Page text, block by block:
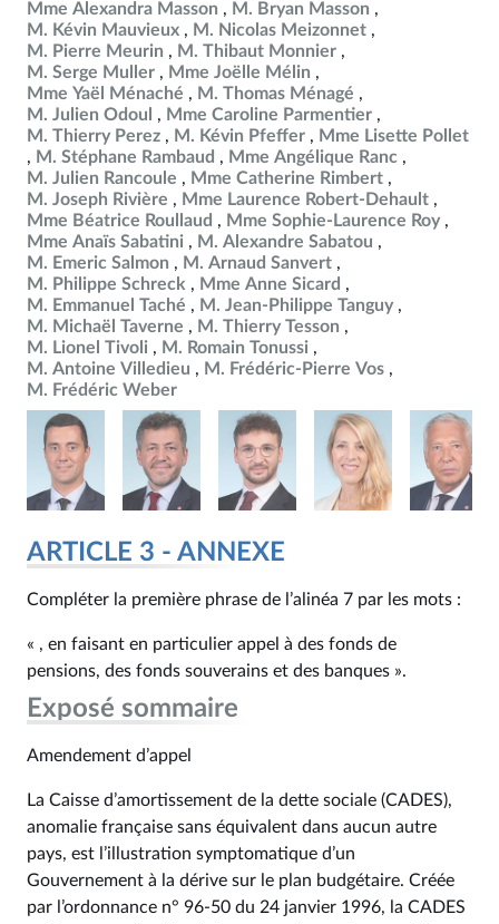
Mme Alexandra Masson
M. Bryan Masson
M. Kévin Mauvieux
M. Nicolas Meizonnet
M. Pierre Meurin
M. Thibaut Monnier
M. Serge Muller
Mme Joëlle Mélin
Mme Yaël Ménaché
M. Thomas Ménagé
M. Julien Odoul
Mme Caroline Parmentier
M. Thierry Perez
M. Kévin Pfeffer
Mme Lisette Pollet
M. Stéphane Rambaud
Mme Angélique Ranc
M. Julien Rancoule
Mme Catherine Rimbert
M. Joseph Rivière
Mme Laurence Robert-Dehault
Mme Béatrice Roullaud
Mme Sophie-Laurence Roy
Mme Anaïs Sabatini
M. Alexandre Sabatou
M. Emeric Salmon
M. Arnaud Sanvert
M. Philippe Schreck
Mme Anne Sicard
M. Emmanuel Taché
M. Jean-Philippe Tanguy
M. Michaël Taverne
M. Thierry Tesson
M. Lionel Tivoli
M. Romain Tonussi
M. Antoine Villedieu
M. Frédéric-Pierre Vos
M. Frédéric Weber
ARTICLE 3 - ANNEXE
Compléter la première phrase de l’alinéa 7 par les mots :
« , en faisant en particulier appel à des fonds de
pensions, des fonds souverains et des banques ».
Exposé sommaire
Amendement d’appel
La Caisse d’amortissement de la dette sociale (CADES),
anomalie française sans équivalent dans aucun autre
pays, est l’illustration symptomatique d’un
Gouvernement à la dérive sur le plan budgétaire. Créée
par l’ordonnance n° 96‑50 du 24 janvier 1996, la CADES